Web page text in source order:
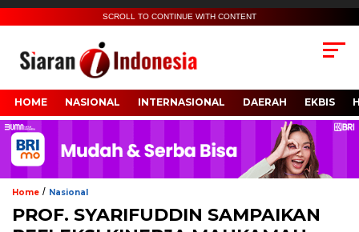
SCROLL TO CONTINUE WITH CONTENT
HOME NASIONAL INTERNASIONAL DAERAH EKBIS
Home / Nasional
PROF. SYARIFUDDIN SAMPAIKAN